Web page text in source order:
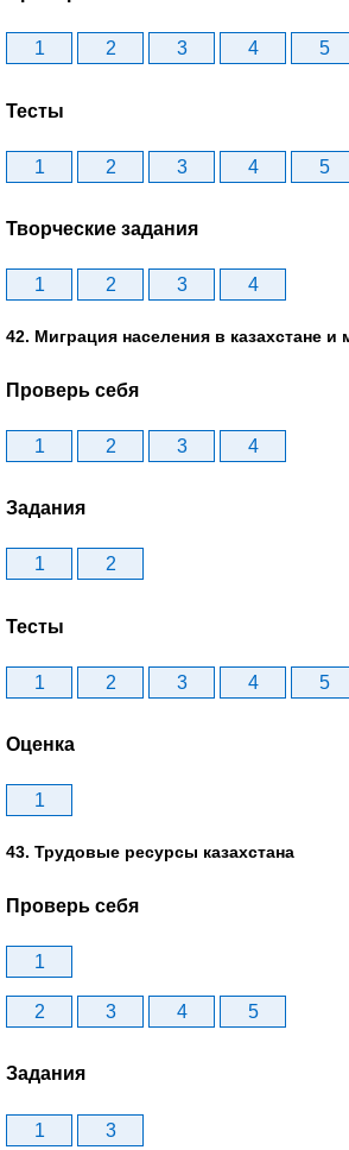
1 2 3 4 5
Тесты
1 2 3 4 5
Творческие задания
1 2 3 4
42. Миграция населения в казахстане и
Проверь себя
1 2 3 4
Задания
1 2
Тесты
1 2 3 4 5
Оценка
1
43. Трудовые ресурсы казахстана
Проверь себя
1
2 3 4 5
Задания
1 3